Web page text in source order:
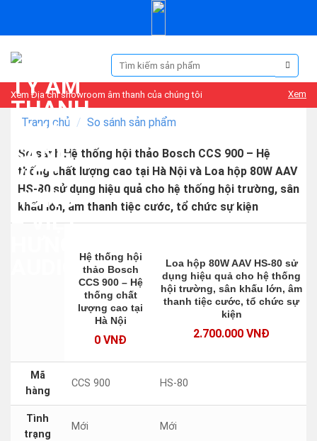
Tìm
kiếm:
Xem Địa chỉ showroom âm thanh của chúng tôi Xem
Trang chủ / So sánh sản phẩm
So sánh Hệ thống hội thảo Bosch CCS 900 – Hệ
thống chất lượng cao tại Hà Nội và Loa hộp 80W AAV
HS-80 sử dụng hiệu quả cho hệ thống hội trường, sân
khấu lớn, âm thanh tiệc cước, tổ chức sự kiện
Hệ thống hội
thảo Bosch
CCS 900 – Hệ
thống chất
lượng cao tại
Hà Nội
0 VNĐ
Loa hộp 80W AAV HS-80 sử
dụng hiệu quả cho hệ thống
hội trường, sân khấu lớn, âm
thanh tiệc cước, tổ chức sự
kiện
2.700.000 VNĐ
Mã
hàng
CCS 900 HS-80
Tình
trạng
Mới Mới